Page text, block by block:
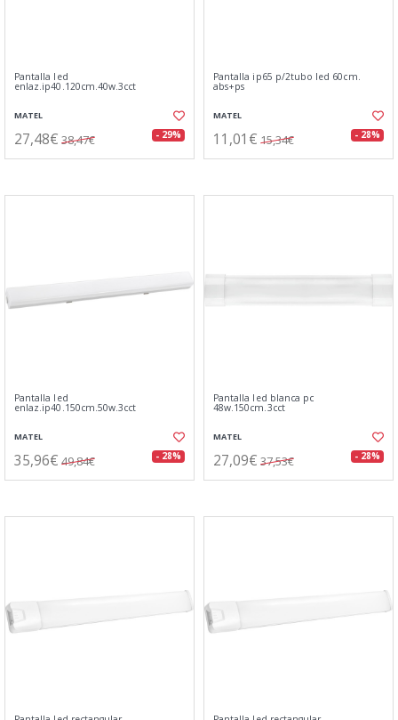
Pantalla led
enlaz.ip40.120cm.40w.3cct
MATEL
27,48€ 38,47€ - 29%
Pantalla ip65 p/2tubo led 60cm.
abs+ps
MATEL
11,01€ 15,34€ - 28%
Pantalla led
enlaz.ip40.150cm.50w.3cct
MATEL
35,96€ 49,84€ - 28%
Pantalla led blanca pc
48w.150cm.3cct
MATEL
27,09€ 37,53€ - 28%